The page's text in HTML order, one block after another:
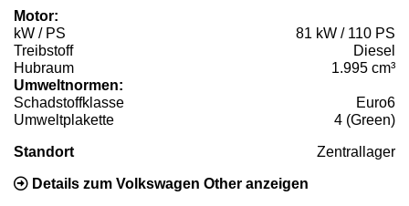
Motor:
kW / PS
81 kW / 110 PS
Treibstoff
Diesel
Hubraum
1.995 cm³
Umweltnormen:
Schadstoffklasse
Euro6
Umweltplakette
4 (Green)
Standort Zentrallager
Details zum Volkswagen Other anzeigen